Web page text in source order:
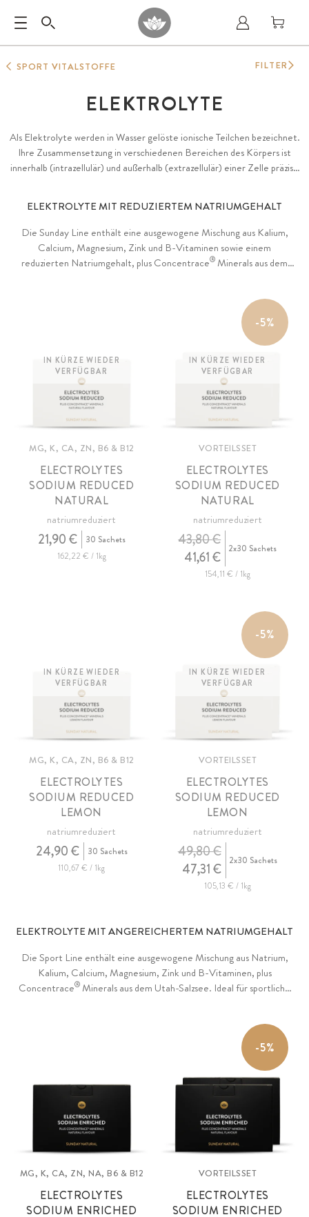
SPORT VITALSTOFFE
ELEKTROLYTE
Als Elektrolyte werden in Wasser gelöste ionische Teilchen bezeichnet.
Ihre Zusammensetzung in verschiedenen Bereichen des Körpers ist
innerhalb (intrazellulär) und außerhalb (extrazellulär) einer Zelle präzise
Entdecken Sie unsere zwei Produktlinen Sunday und Sport Line, mit
reduziertem oder angereichertem Natriumgehalt.
ELEKTROLYTE MIT REDUZIERTEM NATRIUMGEHALT
Die Sunday Line enthält eine ausgewogene Mischung aus Kalium,
Calcium, Magnesium, Zink und B-Vitaminen sowie einem
reduzierten Natriumgehalt, plus Concentrace® Minerals aus dem
IN KÜRZE WIEDER
VERFÜGBAR
MG, K, CA, ZN, B6 & B12
ELECTROLYTES
SODIUM REDUCED
NATURAL
natriumreduziert
21,90 €
30 Sachets
162,22 € / 1kg
-5%
IN KÜRZE WIEDER
VERFÜGBAR
VORTEILSSET
ELECTROLYTES
SODIUM REDUCED
NATURAL
natriumreduziert
41,61 €
43,80 € 2x30 Sachets
154,11 € / 1kg
IN KÜRZE WIEDER
VERFÜGBAR
MG, K, CA, ZN, B6 & B12
ELECTROLYTES
SODIUM REDUCED
LEMON
natriumreduziert
24,90 €
30 Sachets
110,67 € / 1kg
-5%
IN KÜRZE WIEDER
VERFÜGBAR
VORTEILSSET
ELECTROLYTES
SODIUM REDUCED
LEMON
natriumreduziert
47,31 €
49,80 € 2x30 Sachets
105,13 € / 1kg
ELEKTROLYTE MIT ANGEREICHERTEM NATRIUMGEHALT
Die Sport Line enthält eine ausgewogene Mischung aus Natrium,
Kalium, Calcium, Magnesium, Zink und B-Vitaminen, plus
Concentrace®Minerals aus dem Utah-Salzsee. Ideal für sportliche
MG, K, CA, ZN, NA, B6 & B12
ELECTROLYTES
SODIUM ENRICHED
-5%
VORTEILSSET
ELECTROLYTES
SODIUM ENRICHED
FILTER